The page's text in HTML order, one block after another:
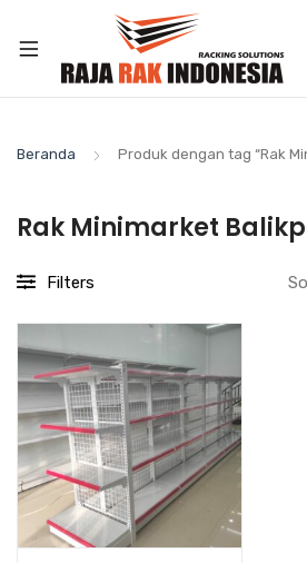
Beranda Produk dengan tag “Rak
Rak Minimarket
Filters